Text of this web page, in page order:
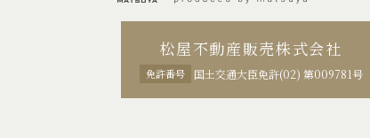
松屋不動産販売株式会社
免許番号 国土交通大臣免許(02) 第009781号